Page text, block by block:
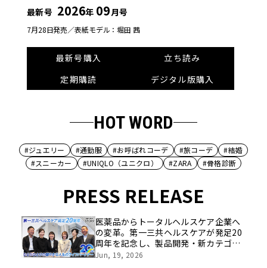
最新号 2026年 09月号
7月28日発売／表紙モデル：堀田 茜
最新号購入
立ち読み
定期購読
デジタル版購入
HOT WORD
#ジュエリー #通勤服 #お呼ばれコーデ #旅コーデ
#結婚
#スニーカー
#UNIQLO（ユニクロ） #ZARA #骨格診断
PRESS RELEASE
医薬品からトータルヘルスケア企業へ
の変革。第一三共ヘルスケアが発足20
周年を記念し、製品開発・新カテゴリ
挑戦の舞台や旧社統合時のエピソード
Jun, 19, 2026